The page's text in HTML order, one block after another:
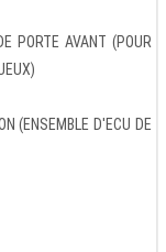
PORTE AVANT (POUR
(ENSEMBLE D'ECU DE